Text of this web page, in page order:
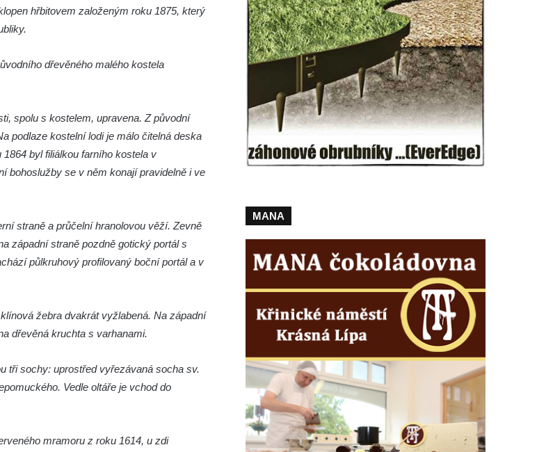
hřbitovem založeným roku 1875, který
dřevěného malého kostela
spolu s kostelem, upravena. Z původní
podlaze kostelní lodi je málo čitelná deska
byl filiálkou farního kostela v
bohoslužby se v něm konají pravidelně i ve
straně a průčelní hranolovou věží. Zevně
západní straně pozdně gotický portál s
půlkruhový profilovaný boční portál a v
žebra dvakrát vyžlabená. Na západní
dřevěná kruchta s varhanami.
tři sochy: uprostřed vyřezávaná socha sv.
Vedle oltáře je vchod do
mramoru z roku 1614, u zdi
MANA